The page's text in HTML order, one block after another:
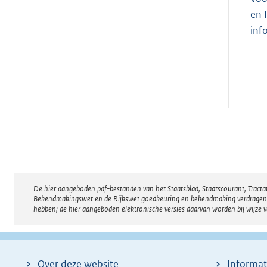
en
Disclaimer
De hier aangeboden pdf-bestanden van het Staatsblad, Staatscourant,
Bekendmakingswet en de Rijkswet goedkeuring en bekendmaking
hebben; de hier aangeboden elektronische versies daarvan worden bij wijze
Over deze website